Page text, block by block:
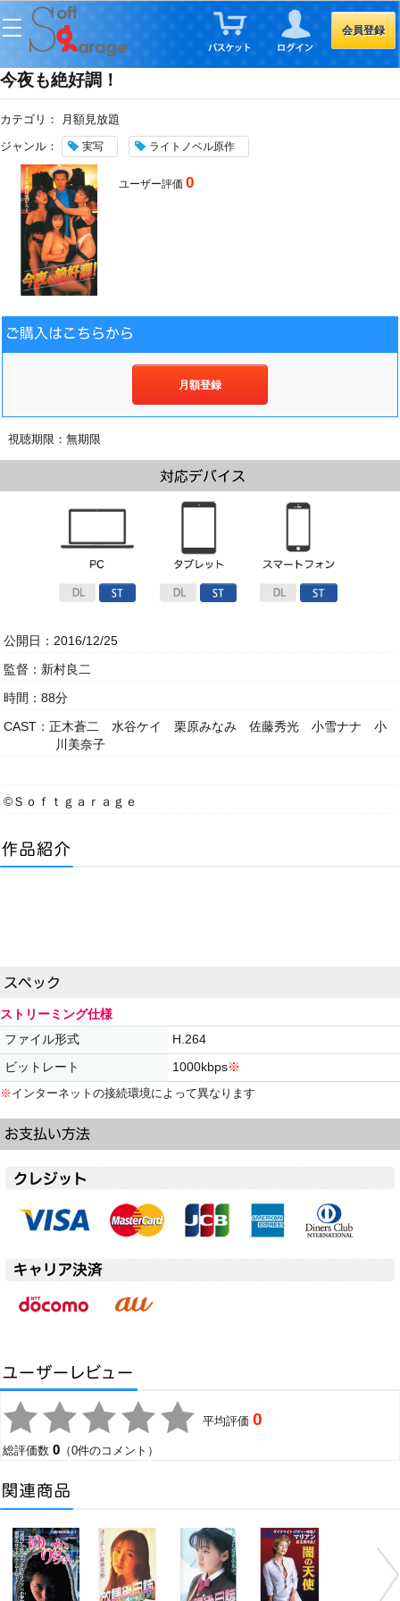
会員登録
今夜も絶好調！
カテゴリ：
月額見放題
ジャンル：
実写 ライトノベル原作
ユーザー評価0
月額登録
視聴期限：無期限
公開日：2016/12/25
監督：新村良二
時間：88分
CAST：正木蒼二 水谷ケイ 栗原みなみ 佐藤秀光 小雪ナナ 小
川美奈子
©Ｓｏｆｔｇａｒａｇｅ
ストリーミング仕様
ファイル形式 H.264
ビットレート 1000kbps※
※ インターネットの接続環境によって異なります
平均評価0
総評価数0 （0件のコメント）